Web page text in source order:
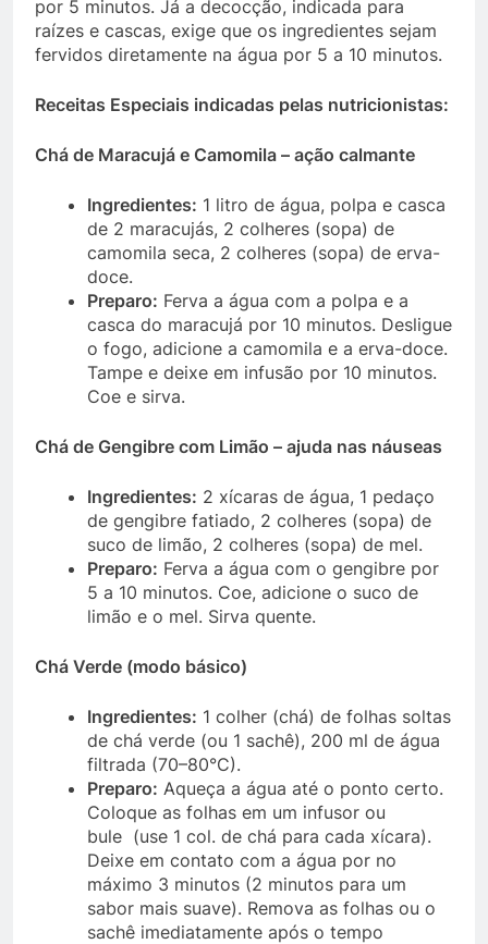
por 5 minutos. Já a decocção, indicada para
raízes e cascas, exige que os ingredientes sejam
fervidos diretamente na água por 5 a 10 minutos.
Receitas Especiais indicadas pelas nutricionistas:
Chá de Maracujá e Camomila – ação calmante
Ingredientes: 1 litro de água, polpa e casca
de 2 maracujás, 2 colheres (sopa) de
camomila seca, 2 colheres (sopa) de erva-
doce.
Preparo: Ferva a água com a polpa e a
casca do maracujá por 10 minutos. Desligue
o fogo, adicione a camomila e a erva-doce.
Tampe e deixe em infusão por 10 minutos.
Coe e sirva.
Chá de Gengibre com Limão – ajuda nas náuseas
Ingredientes: 2 xícaras de água, 1 pedaço
de gengibre fatiado, 2 colheres (sopa) de
suco de limão, 2 colheres (sopa) de mel.
Preparo: Ferva a água com o gengibre por
5 a 10 minutos. Coe, adicione o suco de
limão e o mel. Sirva quente.
Chá Verde (modo básico)
Ingredientes: 1 colher (chá) de folhas soltas
de chá verde (ou 1 sachê), 200 ml de água
filtrada (70–80°C).
Preparo: Aqueça a água até o ponto certo.
Coloque as folhas em um infusor ou
bule (use 1 col. de chá para cada xícara).
Deixe em contato com a água por no
máximo 3 minutos (2 minutos para um
sabor mais suave). Remova as folhas ou o
sachê imediatamente após o tempo